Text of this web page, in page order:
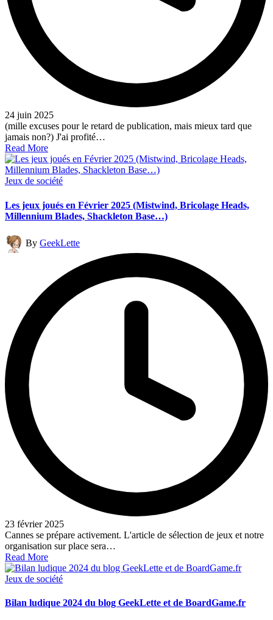
24 juin 2025
(mille excuses pour le retard de publication, mais mieux tard que
jamais non?) J'ai profité…
Read More
Posted
Jeux de société
Les jeux joués en Février 2025 (Mistwind, Bricolage Heads,
Millennium Blades, Shackleton Base…)
Posted
by
By GeekLette
23 février 2025
Cannes se prépare activement. L'article de sélection de jeux et notre
organisation sur place sera…
Read More
Posted
Jeux de société
Bilan ludique 2024 du blog GeekLette et de BoardGame.fr